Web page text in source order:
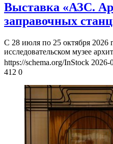
Выставка «АЗС.
заправочных
С 28 июля по 25 октября 2026
исследовательском музее
https://schema.org/InStock 2026-
412 0